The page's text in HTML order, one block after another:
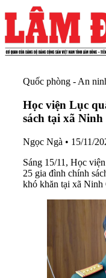
Quốc phòng - An
Học viện Lục
sách tại xã Ninh
Ngọc Ngà • 15/11/
Sáng 15/11, Học
25 gia đình chính
khó khăn tại xã